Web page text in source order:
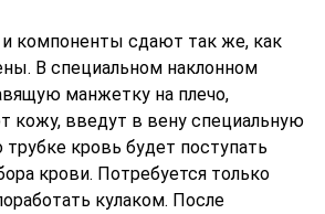
компоненты сдают так же, как
В специальном наклонном
манжетку на плечо,
кожу, введут в вену специальную
трубке кровь будет поступать
крови. Потребуется только
кулаком. После